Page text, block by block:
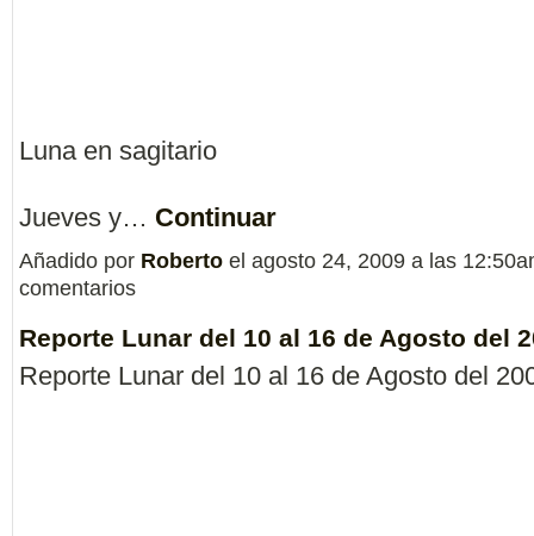
Luna en sagitario
Jueves y… Continuar
Añadido por Roberto el agosto 24, 2009 a las
comentarios
Reporte Lunar del 10 al 16 de Agosto del
Reporte Lunar del 10 al 16 de Agosto del